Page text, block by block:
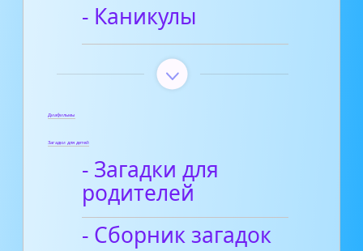
- Каникулы
Диафильмы
Загадки для детей
- Загадки для
родителей
- Сборник загадок